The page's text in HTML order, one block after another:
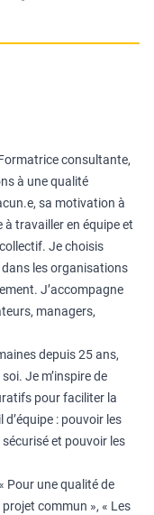
consultante,
à une qualité
sa motivation à
à travailler en équipe et
Je choisis
dans les organisations
J’accompagne
managers,
depuis 25 ans,
Je m’inspire de
pour faciliter la
: pouvoir les
et pouvoir les
Pour une qualité de
commun », « Les